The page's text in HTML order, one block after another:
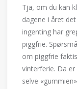
Tja, om du kan
dagene i året
ingenting har
piggfrie.
om piggfrie
vinterferie. Da
selve